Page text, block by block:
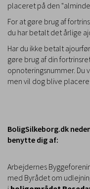
placeret på den
For at gøre brug af
du har betalt det årlige
Har du ikke betalt
gøre brug af din
opnoteringsnummer. Du
men vil dog blive
BoligSilkeborg.dk
benytte dig af:
Arbejdernes
med Byrådet om